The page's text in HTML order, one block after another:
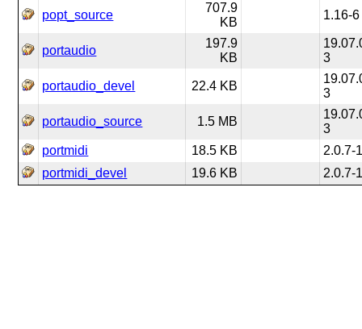
popt_source
707.9
KB
1.16-6
portaudio
197.9
KB
3
portaudio_devel 22.4 KB
3
portaudio_source 1.5 MB
3
portmidi
18.5 KB
2.0.7-
portmidi_devel
19.6 KB 2.0.7-